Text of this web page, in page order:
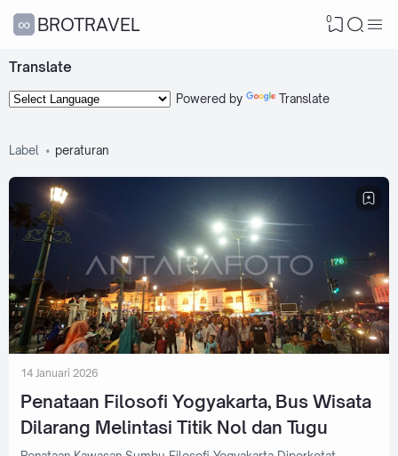
∞BROTRAVEL 0
Translate
Powered by Translate
Label peraturan
14 Januari 2026
Penataan Filosofi Yogyakarta, Bus Wisata
Dilarang Melintasi Titik Nol dan Tugu